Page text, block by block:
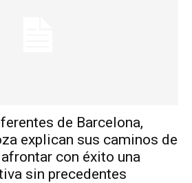
de Barcelona,
explican sus caminos de
con éxito una
sin precedentes